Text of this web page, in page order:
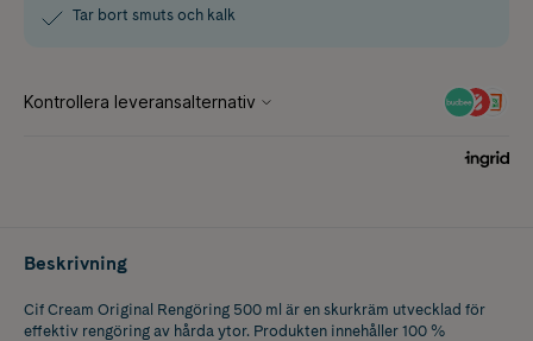
Tar bort smuts och kalk
Beskrivning
Cif Cream Original Rengöring 500 ml är en skurkräm utvecklad för
effektiv rengöring av hårda ytor. Produkten innehåller 100 %